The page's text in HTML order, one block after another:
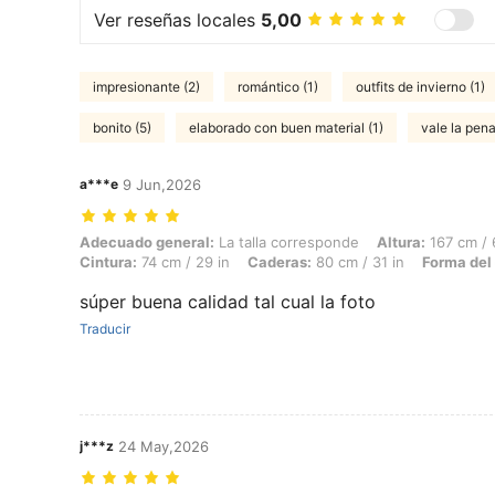
Ver reseñas locales 5,00
impresionante (2) romántico (1) outfits de invierno (1)
bonito (5) elaborado con buen material (1) vale la
a***e 9 Jun,2026
Adecuado general: La talla corresponde, Altura: 167 cm / 66 in,
Adecuado general: La talla corresponde Altura: 167 cm /
Cintura: 74 cm / 29 in Caderas: 80 cm / 31 in Forma
súper buena calidad tal cual la foto
Traducir
j***z 24 May,2026